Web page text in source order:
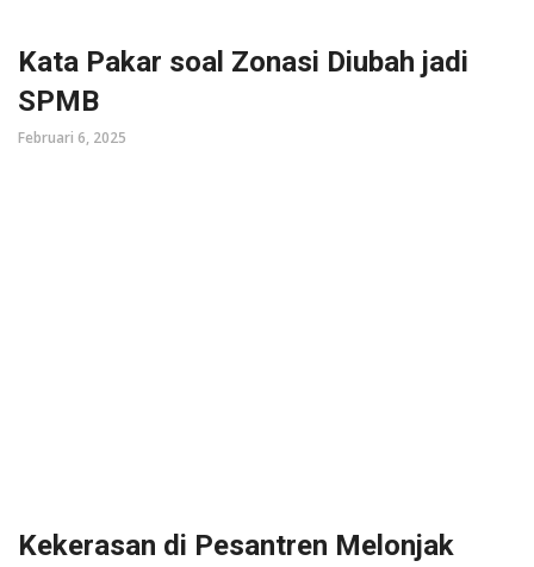
Kata Pakar soal Zonasi Diubah jadi
SPMB
Februari 6, 2025
Kekerasan di Pesantren Melonjak